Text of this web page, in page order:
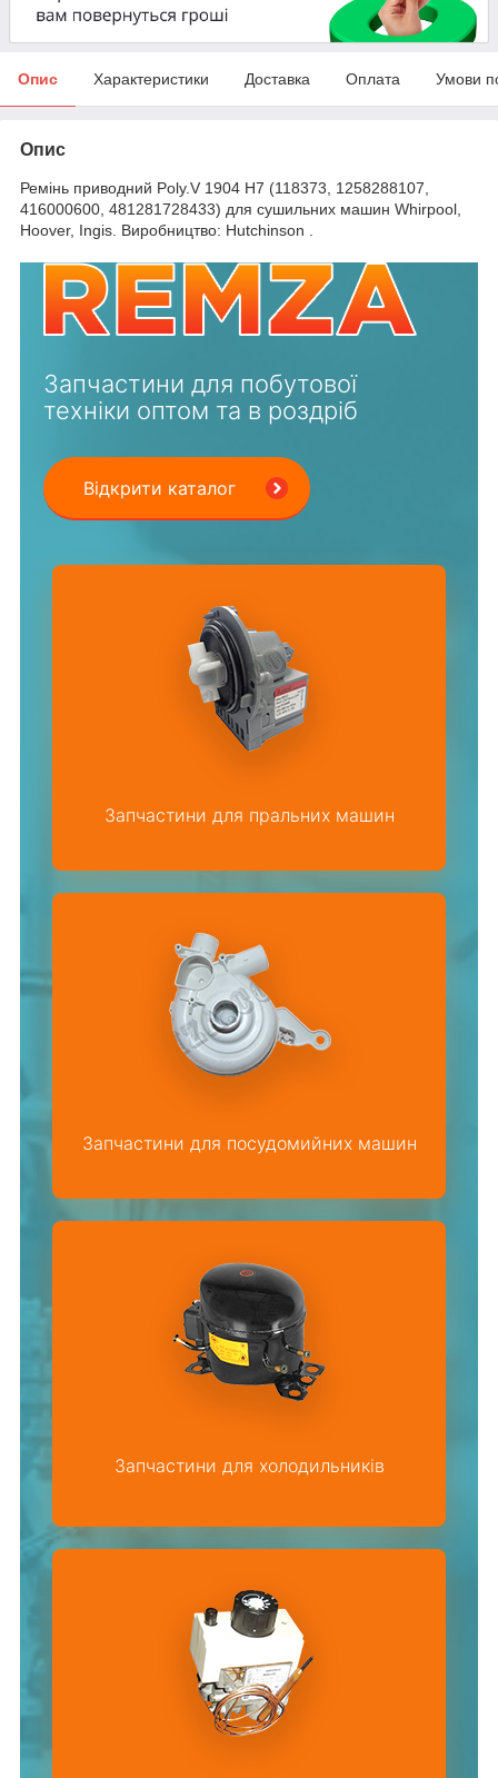
Опис Характеристики Доставка Оплата Умови
Опис
Ремінь приводний Poly.V 1904 H7 (118373, 1258288107,
416000600, 481281728433) для сушильних машин Whirpool,
Hoover, Ingis. Виробництво: Hutchinson .
Запчастини для побутової
техніки оптом та в роздріб
Відкрити каталог
Запчастини для пральних машин
Запчастини для посудомийних машин
Запчастини для холодильників